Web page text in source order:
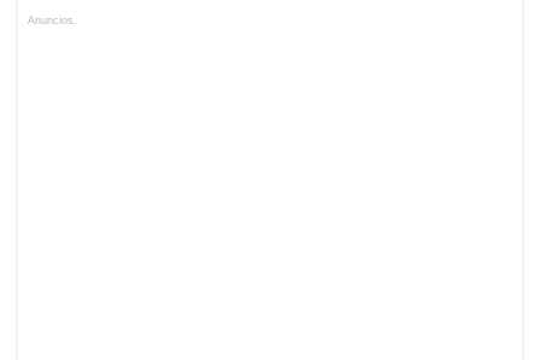
Anuncios.